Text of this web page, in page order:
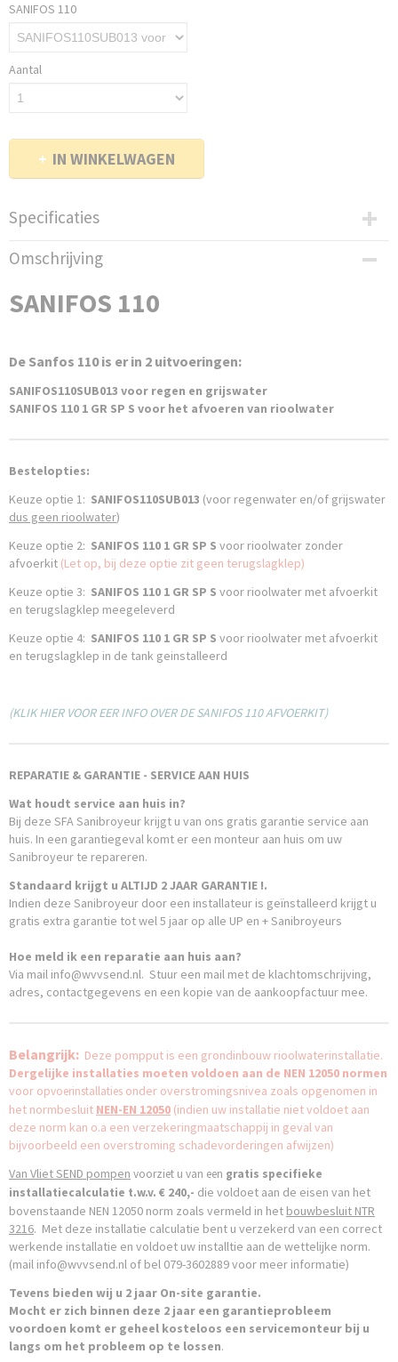
SANIFOS 110
Aantal
IN WINKELWAGEN
Specificaties
Productcode
SF110
3308815074993
Netto gewicht
23,00 Kg
Omschrijving
SANIFOS 110
De Sanfos 110 is er in 2 uitvoeringen:
SANIFOS110SUB013 voor regen en grijswater
SANIFOS 110 1 GR SP S voor het afvoeren van rioolwater
Bestelopties:
Keuze optie 1: SANIFOS110SUB013 (voor regenwater en/of grijswater
dus geen rioolwater)
Keuze optie 2: SANIFOS 110 1 GR SP S voor rioolwater zonder
afvoerkit (Let op, bij deze optie zit geen terugslagklep)
Keuze optie 3: SANIFOS 110 1 GR SP S voor rioolwater met afvoerkit
en terugslagklep meegeleverd
Keuze optie 4: SANIFOS 110 1 GR SP S voor rioolwater met afvoerkit
en terugslagklep in de tank geinstalleerd
(KLIK HIER VOOR EER INFO OVER DE SANIFOS 110 AFVOERKIT)
REPARATIE & GARANTIE - SERVICE AAN HUIS
Wat houdt service aan huis in?
Bij deze SFA Sanibroyeur krijgt u van ons gratis garantie service aan
huis. In een garantiegeval komt er een monteur aan huis om uw
Sanibroyeur te repareren.
Standaard krijgt u ALTIJD 2 JAAR GARANTIE !.
Indien deze Sanibroyeur door een installateur is geïnstalleerd krijgt u
gratis extra garantie tot wel 5 jaar op alle UP en + Sanibroyeurs
Hoe meld ik een reparatie aan huis aan?
Via mail info@wvvsend.nl. Stuur een mail met de klachtomschrijving,
adres, contactgegevens en een kopie van de aankoopfactuur mee.
Belangrijk: Deze pompput is een grondinbouw rioolwaterinstallatie.
Dergelijke installaties moeten voldoen aan de NEN 12050 normen
voor opvoerinstallaties onder overstromingsnivea zoals opgenomen in
het normbesluit NEN-EN 12050 (indien uw installatie niet voldoet aan
deze norm kan o.a een verzekeringmaatschappij in geval van
bijvoorbeeld een overstroming schadevorderingen afwijzen)
Van VlietSEND pompen voorziet u van een gratis specifieke
installatiecalculatie t.w.v. € 240,- die voldoet aan de eisen van het
bovenstaande NEN 12050 norm zoals vermeld in het bouwbesluit NTR
3216. Met deze installatie calculatie bent u verzekerd van een correct
werkende installatie en voldoet uw installtie aan de wettelijke norm.
(mail info@wvvsend.nl of bel 079-3602889 voor meer informatie)
Tevens bieden wij u 2 jaar On-site garantie.
Mocht er zich binnen deze 2 jaar een garantieprobleem
voordoen komt er geheel kosteloos een servicemonteur bij u
langs om het probleem op te lossen.